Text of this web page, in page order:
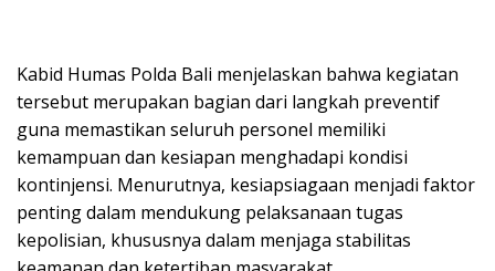
Kabid Humas Polda Bali menjelaskan bahwa kegiatan
tersebut merupakan bagian dari langkah preventif
guna memastikan seluruh personel memiliki
kemampuan dan kesiapan menghadapi kondisi
kontinjensi. Menurutnya, kesiapsiagaan menjadi faktor
penting dalam mendukung pelaksanaan tugas
kepolisian, khususnya dalam menjaga stabilitas